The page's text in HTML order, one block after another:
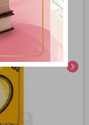
chevron_right